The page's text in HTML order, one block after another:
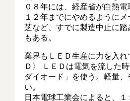
０８年には、経産省が白熱
１２年までにやめるように
芝など、すでに製造中止に踏
もある。
業界もＬＥＤ生産に力を入れ
Ｄ〉 ＬＥＤは電気を流した
ダイオード」を使う。軽量
い。
日本電球工業会によると、